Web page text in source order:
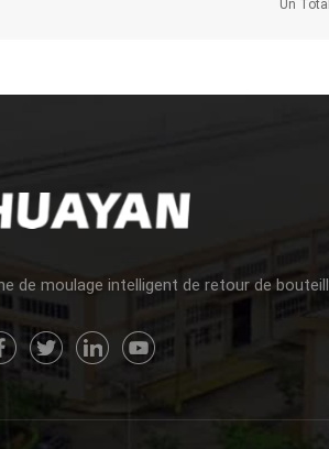
Vif Intérêt Pour La Technologie De Moulage
De Huayan. À L'avenir, L'entreprise
Aliments Liquides.
Un
de moulage intelligent de retour de